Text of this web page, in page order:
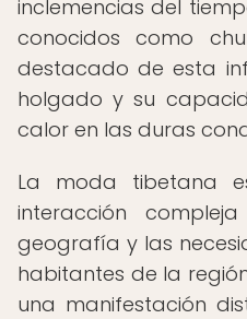
inclemencias del
conocidos como
destacado de esta
holgado y su
calor en las duras
La moda tibetana
interacción
geografía y las
habitantes de la
una manifestación